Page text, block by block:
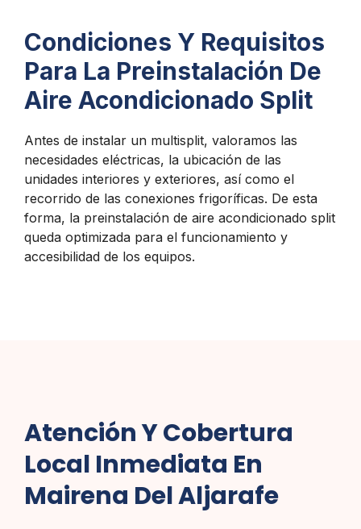
Condiciones Y Requisitos
Para La Preinstalación De
Aire Acondicionado Split
Antes de instalar un multisplit, valoramos las
necesidades eléctricas, la ubicación de las
unidades interiores y exteriores, así como el
recorrido de las conexiones frigoríficas. De esta
forma, la preinstalación de aire acondicionado split
queda optimizada para el funcionamiento y
accesibilidad de los equipos.
Atención Y Cobertura
Local Inmediata En
Mairena Del Aljarafe